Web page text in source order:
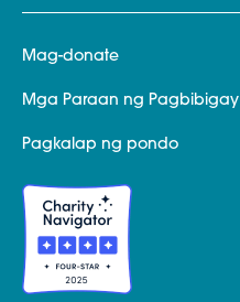
Mag-donate
Mga Paraan ng Pagbibigay
Pagkalap ng pondo